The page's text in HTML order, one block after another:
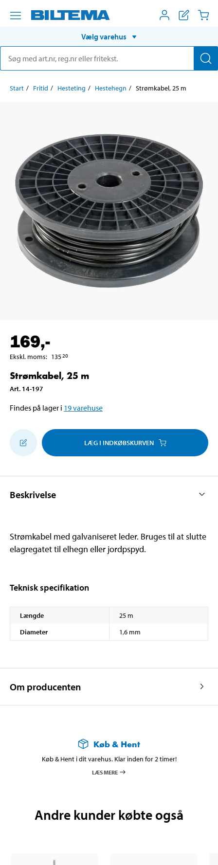
Vælg varehus
Start Fritid Hesteting Hestehegn Strømkabel, 25 m
169,-
Ekskl. moms: 13520
Strømkabel, 25 m
Art. 14-197
Findes på lager i 19varehuse
LÆG I INDKØBSKURVEN
Beskrivelse
Strømkabel med galvaniseret leder. Bruges til at slutte
elagregatet til elhegn eller jordpspyd.
Teknisk specifikation
Længde
25 m
Diameter
1,6 mm
Om producenten
Køb & Hent
Køb & Hent i dit varehus. Klar inden for 2 timer!
LÆS MERE
Andre kunder købte også